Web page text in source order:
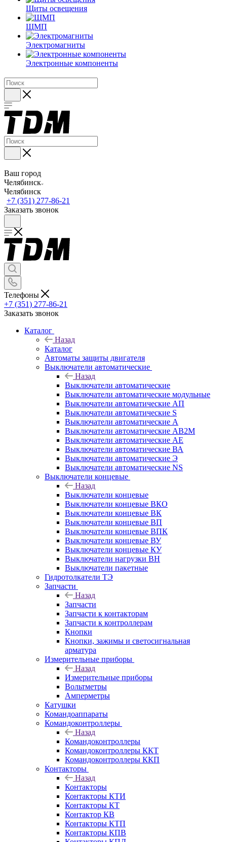
Щиты освещения
ЩМП
Электромагниты
Электронные компоненты
Ваш город
Челябинск
Челябинск
+7 (351) 277-86-21
Заказать звонок
Телефоны
+7 (351) 277-86-21
Заказать звонок
Каталог
Назад
Каталог
Автоматы защиты двигателя
Выключатели автоматические
Назад
Выключатели автоматические
Выключатели автоматические модульные
Выключатели автоматические АП
Выключатели автоматические S
Выключатели автоматические А
Выключатели автоматические АВ2М
Выключатели автоматические АЕ
Выключатели автоматические ВА
Выключатели автоматические Э
Выключатели автоматические NS
Выключатели концевые
Назад
Выключатели концевые
Выключатели концевые ВКО
Выключатели концевые ВК
Выключатели концевые ВП
Выключатели концевые ВПК
Выключатели концевые ВУ
Выключатели концевые КУ
Выключатели нагрузки ВН
Выключатели пакетные
Гидротолкатели ТЭ
Запчасти
Назад
Запчасти
Запчасти к контакторам
Запчасти к контроллерам
Кнопки
Кнопки, зажимы и светосигнальная
арматура
Измерительные приборы
Назад
Измерительные приборы
Вольтметры
Амперметры
Катушки
Командоаппараты
Командоконтроллеры
Назад
Командоконтроллеры
Командоконтроллеры ККТ
Командоконтроллеры ККП
Контакторы
Назад
Контакторы
Контакторы КТИ
Контакторы КТ
Контактор КВ
Контакторы КТП
Контакторы КПВ